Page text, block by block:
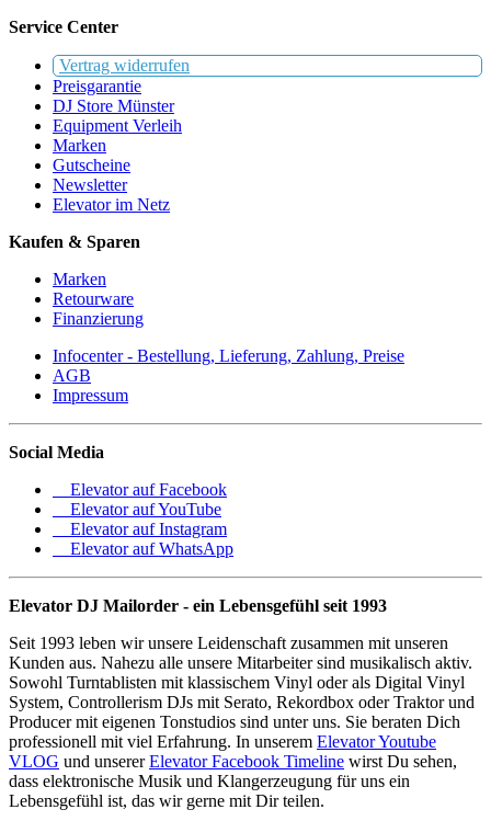
Service Center
Vertrag widerrufen
Preisgarantie
DJ Store Münster
Equipment Verleih
Marken
Gutscheine
Newsletter
Elevator im Netz
Kaufen & Sparen
Marken
Retourware
Finanzierung
Infocenter - Bestellung, Lieferung, Zahlung, Preise
AGB
Impressum
Social Media
Elevator auf Facebook
Elevator auf YouTube
Elevator auf Instagram
Elevator auf WhatsApp
Elevator DJ Mailorder - ein Lebensgefühl seit 1993
Seit 1993 leben wir unsere Leidenschaft zusammen mit unseren
Kunden aus. Nahezu alle unsere Mitarbeiter sind musikalisch aktiv.
Sowohl Turntablisten mit klassischem Vinyl oder als Digital Vinyl
System, Controllerism DJs mit Serato, Rekordbox oder Traktor und
Producer mit eigenen Tonstudios sind unter uns. Sie beraten Dich
professionell mit viel Erfahrung. In unserem Elevator Youtube
VLOG und unsererElevator Facebook Timeline wirst Du sehen,
dass elektronische Musik und Klangerzeugung für uns ein
Lebensgefühl ist, das wir gerne mit Dir teilen.